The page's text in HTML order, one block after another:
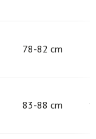
78-82 cm
83-88 cm